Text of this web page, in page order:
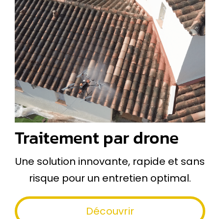
Traitement par drone
Une solution innovante, rapide et sans
risque pour un entretien optimal.
Découvrir